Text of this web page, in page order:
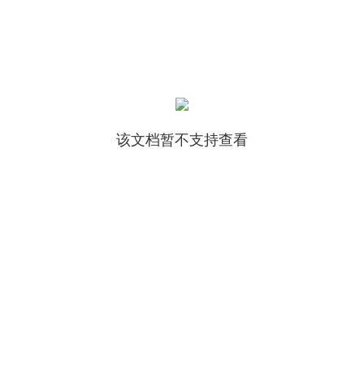
该文档暂不支持查看